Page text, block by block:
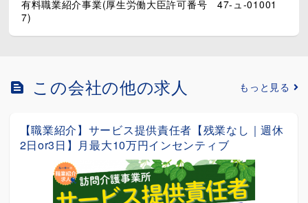
有料職業紹介事業(厚生労働大臣許可番号 47-ュ-01001
7)
この会社の他の求人 もっと見る
【職業紹介】保育士≪正社員登用制度あり｜職場見
学可能｜社員登用あり｜有給取得しやすい環境≫
契約社員
給与：◇月給221,800～259,310円※一律諸...